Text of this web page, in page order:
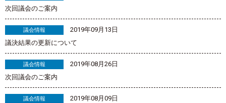
次回議会のご案内
議会情報
2019年09月13日
議決結果の更新について
議会情報
2019年08月26日
次回議会のご案内
議会情報
2019年08月09日